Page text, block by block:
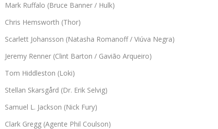
Mark Ruffalo (Bruce Banner / Hulk)
Chris Hemsworth (Thor)
Scarlett Johansson (Natasha Romanoff / Viúva Negra)
Jeremy Renner (Clint Barton / Gavião Arqueiro)
Tom Hiddleston (Loki)
Stellan Skarsgård (Dr. Erik Selvig)
Samuel L. Jackson (Nick Fury)
Clark Gregg (Agente Phil Coulson)